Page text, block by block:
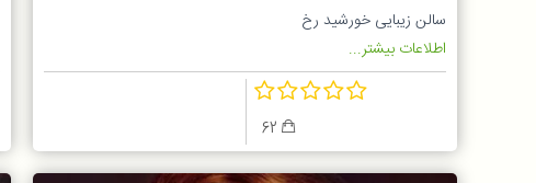
سالن زیبایی خورشید رخ
اطلاعات بیشتر...